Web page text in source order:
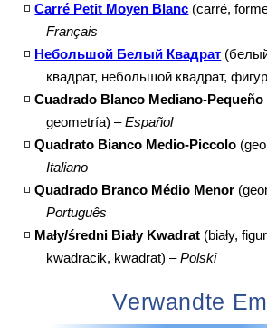
◽ Carré Petit Moyen Blanc (carré,
Français
◽ Небольшой Белый Квадрат
квадрат, небольшой квадрат,
◽ Cuadrado Blanco Mediano-Pequeño
geometría) –Español
◽ Quadrato Bianco Medio-Piccolo
Italiano
◽ Quadrado Branco Médio Menor
Português
◽ Mały/średni Biały Kwadrat (biały,
kwadracik, kwadrat) –Polski
Verwandte